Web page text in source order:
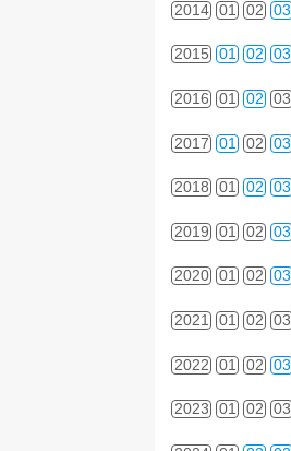
2014 01 02 03
2015 01 02 03
2016 01 02 03
2017 01 02 03
2018 01 02 03
2019 01 02 03
2020 01 02 03
2021 01 02 03
2022 01 02 03
2023 01 02 03